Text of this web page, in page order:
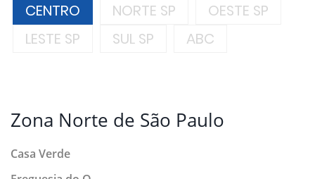
CENTRO NORTE SP
OESTE SP
LESTE SP
SUL SP ABC
Zona Norte de São Paulo
Casa Verde